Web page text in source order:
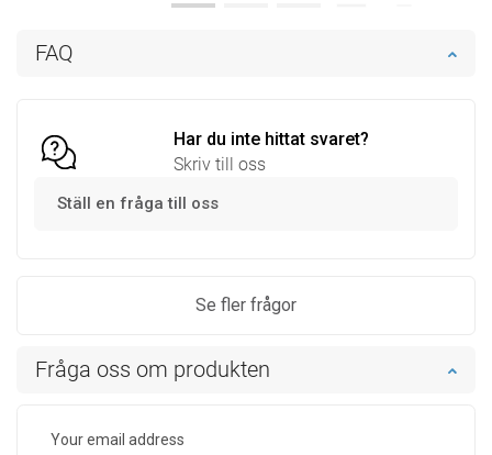
FAQ
Har du inte hittat svaret?
Skriv till oss
Ställ en fråga till oss
Se fler frågor
Fråga oss om produkten